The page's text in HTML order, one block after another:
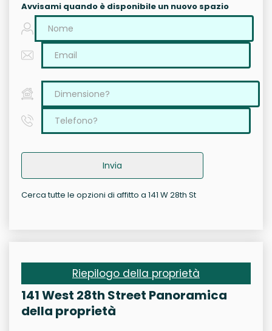
Avvisami quando è disponibile un nuovo spazio
Invia
Cerca tutte le opzioni di affitto a 141 W 28th St
Riepilogo della proprietà
141 West 28th Street Panoramica
della proprietà